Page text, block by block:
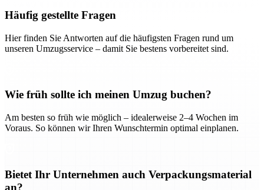
Häufig gestellte Fragen
Hier finden Sie Antworten auf die häufigsten Fragen rund um
unseren Umzugsservice – damit Sie bestens vorbereitet sind.
Wie früh sollte ich meinen Umzug buchen?
Am besten so früh wie möglich – idealerweise 2–4 Wochen im
Voraus. So können wir Ihren Wunschtermin optimal einplanen.
Bietet Ihr Unternehmen auch Verpackungsmaterial
an?